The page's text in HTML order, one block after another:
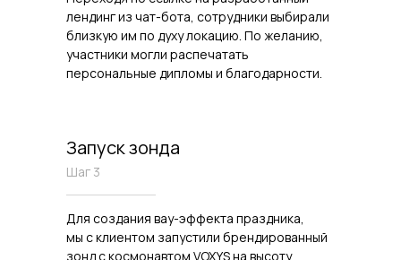
лендинг из чат-бота, сотрудники выбирали
близкую им по духу локацию. По желанию,
участники могли распечатать
персональные дипломы и благодарности.
Запуск зонда
Шаг 3
Для создания вау-эффекта праздника,
мы с клиентом запустили брендированный
зонд с космонавтом VOXYS на высоту